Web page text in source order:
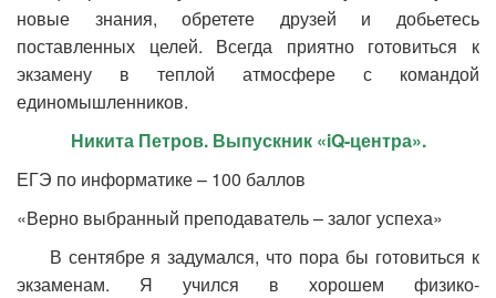
новые знания, обретете друзей и добьетесь
поставленных целей. Всегда приятно готовиться к
экзамену в теплой атмосфере с командой
единомышленников.
Никита Петров. Выпускник «iQ-центра».
ЕГЭ по информатике – 100 баллов
«Верно выбранный преподаватель – залог успеха»
В сентябре я задумался, что пора бы готовиться к
экзаменам. Я учился в хорошем физико-